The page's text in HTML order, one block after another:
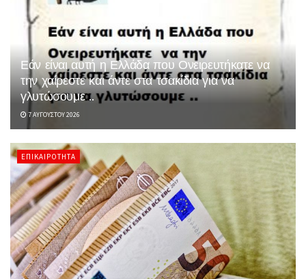
Εάν είναι αυτή η Ελλάδα που Ονειρευτήκατε να
την χαίρεστε και άντε στα τσακίδια για να
γλυτώσουμε ..
7 ΑΥΓΟΎΣΤΟΥ 2026
ΕΠΙΚΑΙΡΌΤΗΤΑ